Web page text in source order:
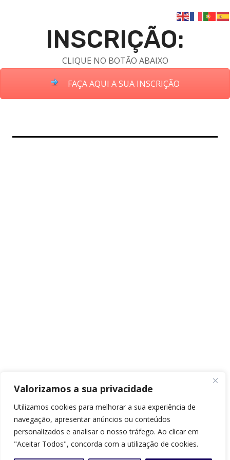
Valorizamos a sua privacidade
Utilizamos cookies para melhorar a sua experiência de
navegação, apresentar anúncios ou conteúdos
personalizados e analisar o nosso tráfego. Ao clicar em
"Aceitar Todos", concorda com a utilização de cookies.
INSCRIÇÃO:
CLIQUE NO BOTÃO ABAIXO
FAÇA AQUI A SUA INSCRIÇÃO